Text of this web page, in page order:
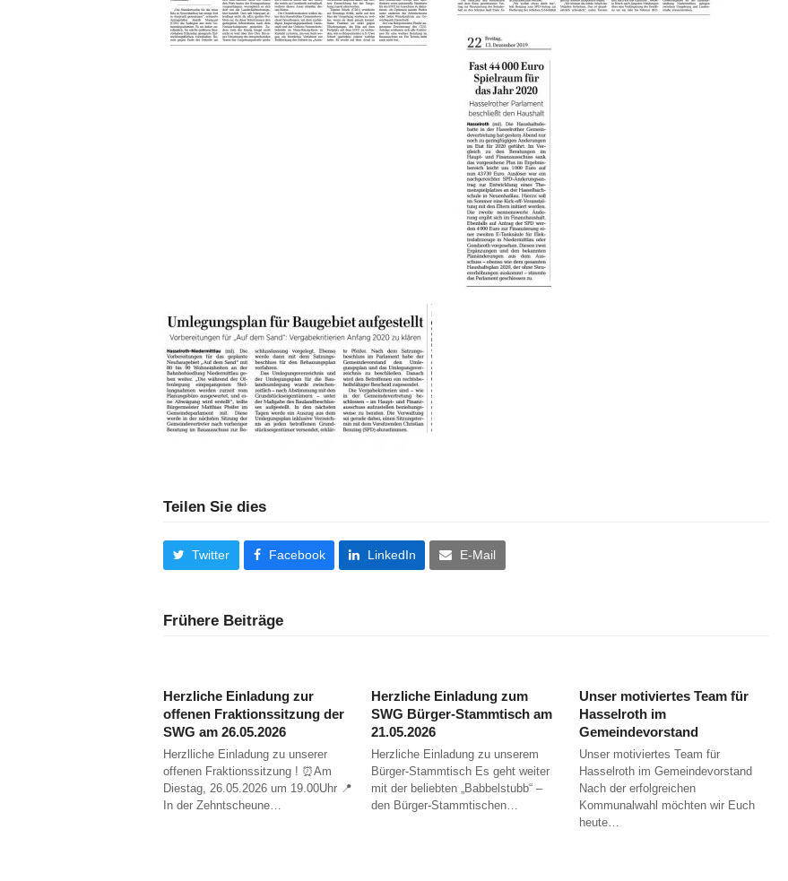
Teilen Sie dies
Twitter Facebook LinkedIn E-Mail
Frühere Beiträge
Herzliche Einladung zur
offenen Fraktionssitzung der
SWG am 26.05.2026
Herzlliche Einladung zu unserer
offenen Fraktionssitzung ! ⏰️Am
Diestag, 26.05.2026 um 19.00Uhr 📍
In der Zehntscheune…
Herzliche Einladung zum
SWG Bürger-Stammtisch am
21.05.2026
Herzliche Einladung zu unserem
Bürger-Stammtisch Es geht weiter
mit der beliebten „Babbelstubb“ –
den Bürger-Stammtischen…
Unser motiviertes Team für
Hasselroth im
Gemeindevorstand
Unser motiviertes Team für
Hasselroth im Gemeindevorstand
Nach der erfolgreichen
Kommunalwahl möchten wir Euch
heute…